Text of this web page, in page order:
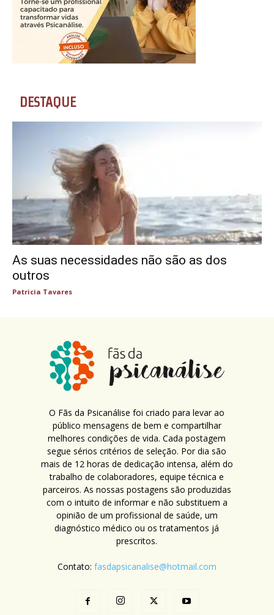
DESTAQUE
As suas necessidades não são as dos
outros
Patricia Tavares
O Fãs da Psicanálise foi criado para levar ao
público mensagens de bem e compartilhar
melhores condições de vida. Cada postagem
segue sérios critérios de seleção. Por dia são
mais de 12 horas de dedicação intensa, além do
trabalho de colaboradores, equipe técnica e
parceiros. As nossas postagens são produzidas
com o intuito de informar e não substituem a
opinião de um profissional de saúde, um
diagnóstico médico ou os tratamentos já
prescritos.
Contato: fasdapsicanalise@hotmail.com